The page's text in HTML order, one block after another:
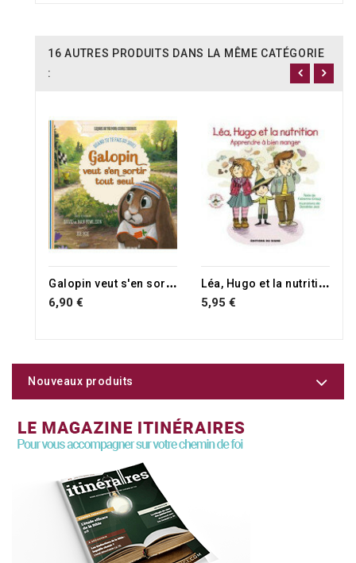
16 AUTRES PRODUITS DANS LA MÊME CATÉGORIE
:
G
alopin veut s'en sortir tout seul
6,90 €
L
éa, Hugo et la nutrition
5,95 €
Nouveaux produits